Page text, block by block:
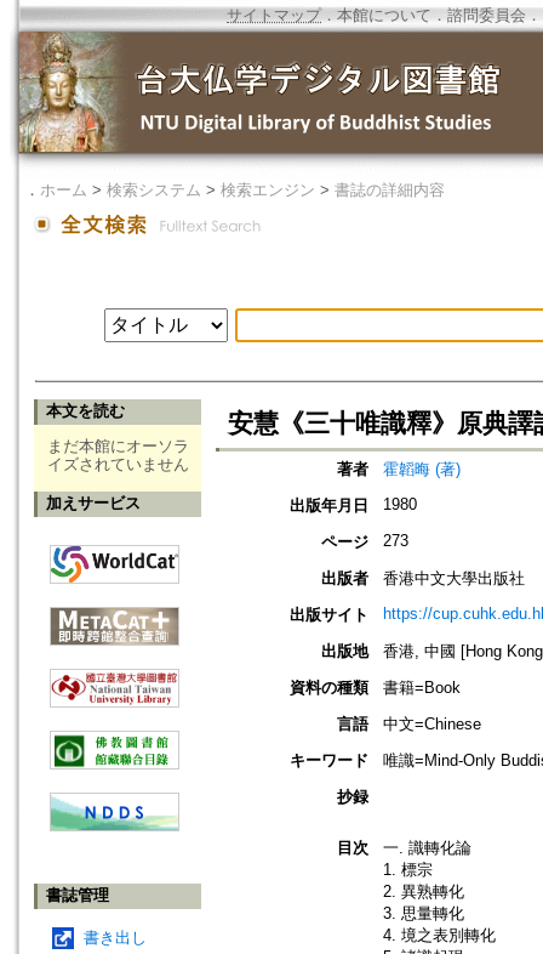
サイトマップ．本館について ． 諮問委員会 ．
． ホーム > 検索システム > 検索エンジン > 書誌の詳細内容
本文を読む
まだ本館にオーソラ
イズされていません
加えサービス
書誌管理
書き出し
安慧《三十唯識釋》原典譯
著者
霍韜晦 (著)
出版年月日
1980
ページ 273
出版者
香港中文大學出版社
出版サイト
https://
出版地
香港, 中國 [Hong
資料の種類
書籍=Book
言語
中文=Chinese
キーワード
唯識=Mind-Only
抄録
目次
一. 識轉化論
1. 標宗
2. 異熟轉化
3. 思量轉化
4. 境之表別轉化